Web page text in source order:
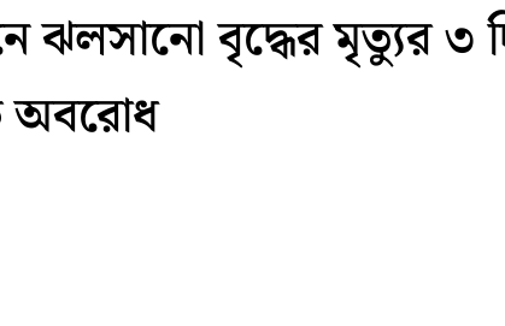
বৃদ্ধের মৃত্যুর ৩
অবরোধ